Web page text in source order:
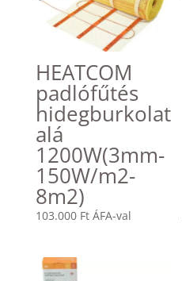
HEATCOM
padlófűtés
hidegburkolat
alá
1200W(3mm-
150W/m2-
8m2)
103.000 Ft ÁFA-val